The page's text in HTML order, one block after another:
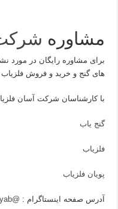
مشاوره
برای مشاوره رایگان در مورد
های گنج و خرید و فروش فلزیاب
با کارشناسان شرکت آسان
گنج یاب
فلزیاب
پویان فلزیاب
آدرس صفحه اینستاگرام : @asanfelezyab